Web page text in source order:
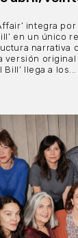
integra
en un único
narrativa
versión
llega a los...